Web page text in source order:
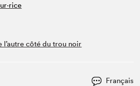
côté du trou noir
Français